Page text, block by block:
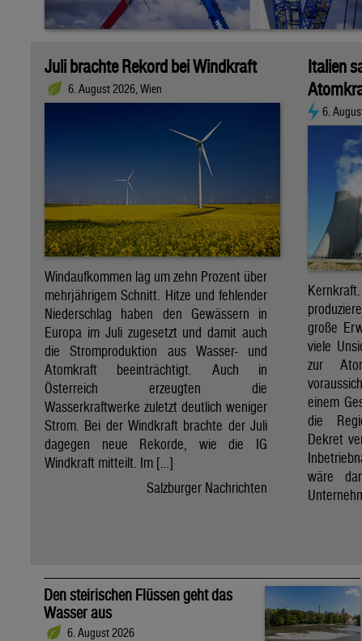
Juli brachte Rekord bei Windkraft
6. August 2026, Wien
Windaufkommen lag um zehn Prozent über
mehrjährigem Schnitt. Hitze und fehlender
Niederschlag haben den Gewässern in
Europa im Juli zugesetzt und damit auch
die Stromproduktion aus Wasser- und
Atomkraft beeinträchtigt. Auch in
Österreich erzeugten die
Wasserkraftwerke zuletzt deutlich weniger
Strom. Bei der Windkraft brachte der Juli
dagegen neue Rekorde, wie die IG
Windkraft mitteilt. Im […]
Salzburger Nachrichten
Italien
6.
große
viele
zur
einem
die
Dekret
wäre
Den steirischen Flüssen geht das
Wasser aus
6. August 2026